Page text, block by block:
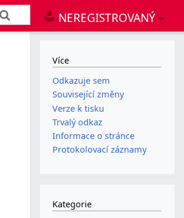
NEREGISTROVANÝ
Více
Odkazuje sem
Související změny
Verze k tisku
Trvalý odkaz
Informace o stránce
Protokolovací záznamy
Kategorie